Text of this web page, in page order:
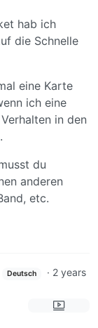
hab ich
die Schnelle
eine Karte
ich eine
in den
du
anderen
etc.
Deutsch · 2 years